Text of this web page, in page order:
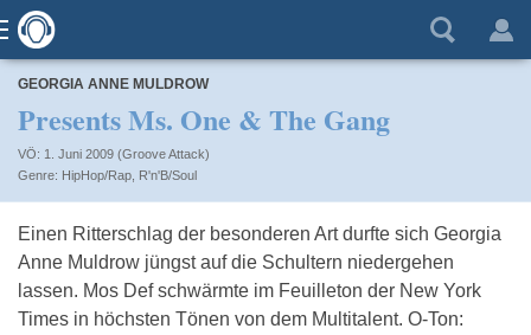
GEORGIA ANNE MULDROW
Presents Ms. One & The Gang
VÖ: 1. Juni 2009 (Groove Attack)
HipHop/Rap R'n'B/Soul
Einen Ritterschlag der besonderen Art durfte sich Georgia
Anne Muldrow jüngst auf die Schultern niedergehen
lassen. Mos Def schwärmte im Feuilleton der New York
Times in höchsten Tönen von dem Multitalent. O-Ton: